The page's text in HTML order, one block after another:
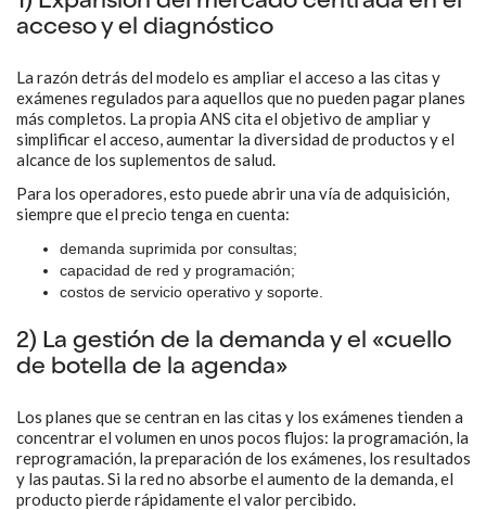
acceso y el diagnóstico
La razón detrás del modelo es ampliar el acceso a las citas y
exámenes regulados para aquellos que no pueden pagar planes
más completos. La propia ANS cita el objetivo de ampliar y
simplificar el acceso, aumentar la diversidad de productos y el
alcance de los suplementos de salud.
Para los operadores, esto puede abrir una vía de adquisición,
siempre que el precio tenga en cuenta:
demanda suprimida por consultas;
capacidad de red y programación;
costos de servicio operativo y soporte.
2) La gestión de la demanda y el «cuello
de botella de la agenda»
Los planes que se centran en las citas y los exámenes tienden a
concentrar el volumen en unos pocos flujos: la programación, la
reprogramación, la preparación de los exámenes, los resultados
y las pautas. Si la red no absorbe el aumento de la demanda, el
producto pierde rápidamente el valor percibido.